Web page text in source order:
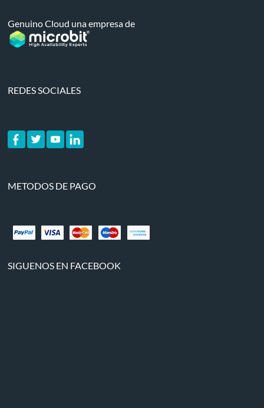
Genuino Cloud una empresa de
REDES SOCIALES
METODOS DE PAGO
SIGUENOS EN FACEBOOK